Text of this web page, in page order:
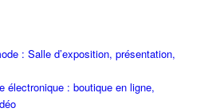
: Salle d’exposition, présentation,
électronique : boutique en ligne,